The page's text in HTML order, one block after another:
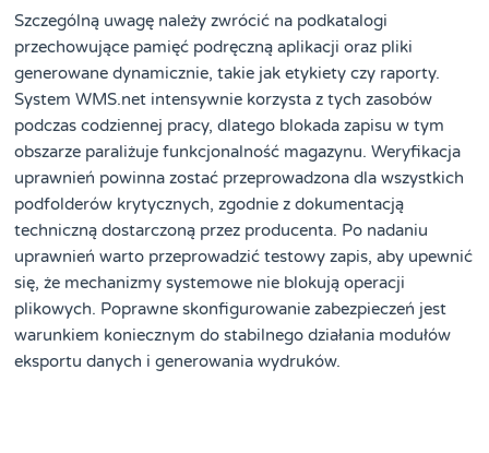
Szczególną uwagę należy zwrócić na podkatalogi
przechowujące pamięć podręczną aplikacji oraz pliki
generowane dynamicznie, takie jak etykiety czy raporty.
System WMS.net intensywnie korzysta z tych zasobów
podczas codziennej pracy, dlatego blokada zapisu w tym
obszarze paraliżuje funkcjonalność magazynu. Weryfikacja
uprawnień powinna zostać przeprowadzona dla wszystkich
podfolderów krytycznych, zgodnie z dokumentacją
techniczną dostarczoną przez producenta. Po nadaniu
uprawnień warto przeprowadzić testowy zapis, aby upewnić
się, że mechanizmy systemowe nie blokują operacji
plikowych. Poprawne skonfigurowanie zabezpieczeń jest
warunkiem koniecznym do stabilnego działania modułów
eksportu danych i generowania wydruków.